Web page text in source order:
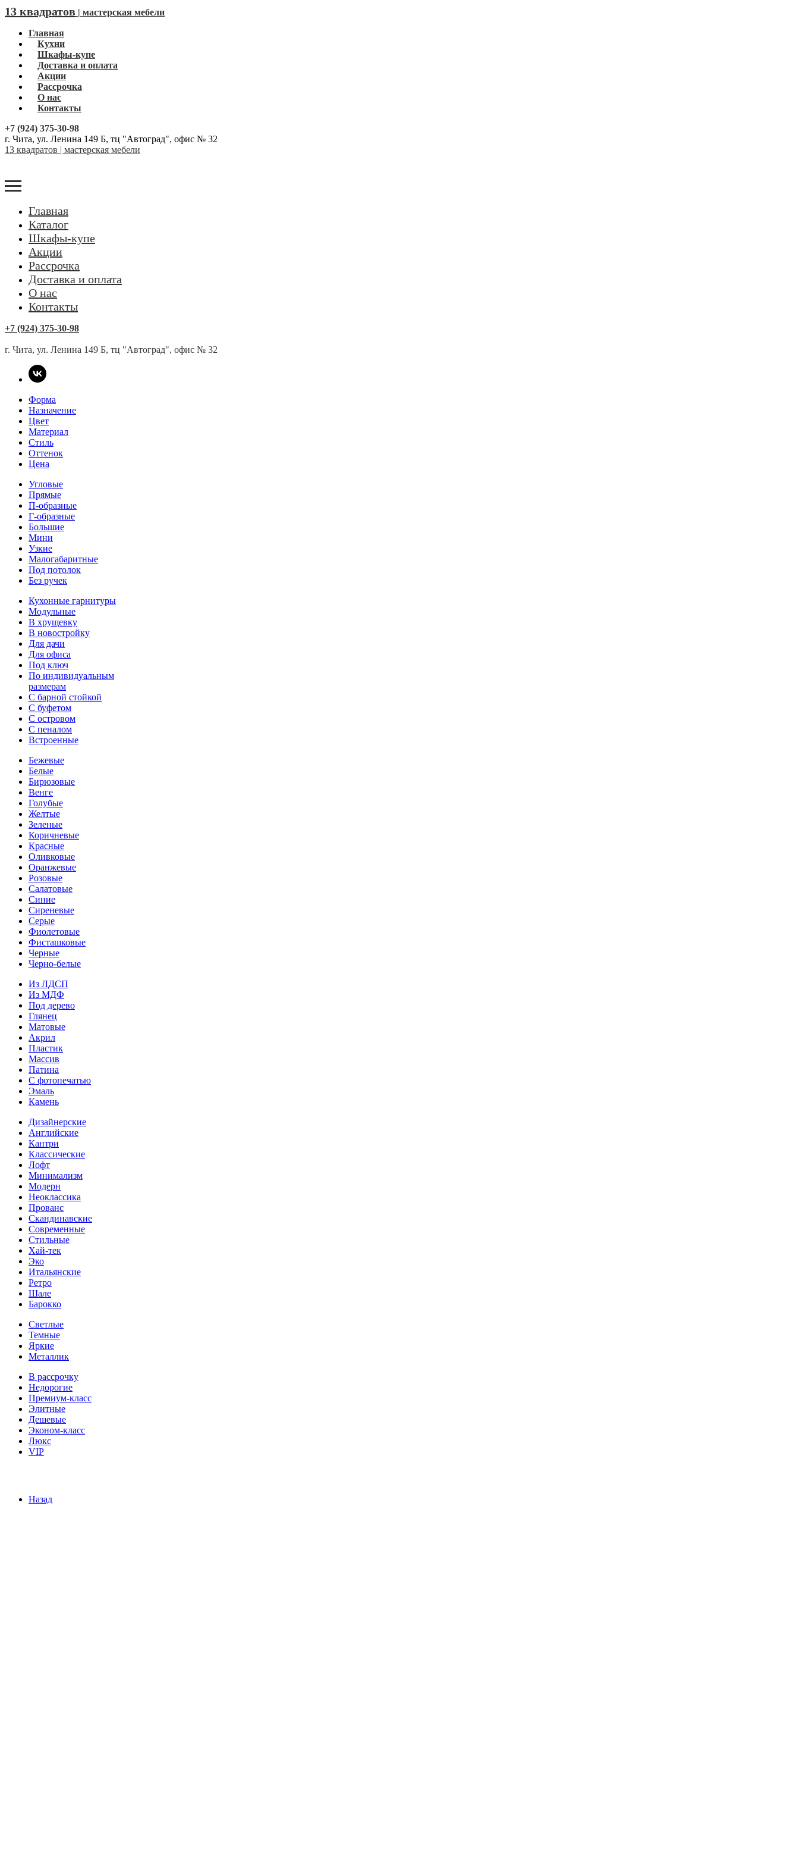
13 квадратов | мастерская мебели
Главная
Кухни
Шкафы-купе
Доставка и оплата
Акции
Рассрочка
О нас
Контакты
+7 (924) 375-30-98
г. Чита, ул. Ленина 149 Б, тц "Автоград", офис № 32
13 квадратов | мастерская мебели
Главная
Каталог
Шкафы-купе
Акции
Рассрочка
Доставка и оплата
О нас
Контакты
+7 (924) 375-30-98
г. Чита, ул. Ленина 149 Б, тц "Автоград", офис № 32
Форма
Назначение
Цвет
Материал
Стиль
Оттенок
Цена
Угловые
Прямые
П-образные
Г-образные
Большие
Мини
Узкие
Малогабаритные
Под потолок
Без ручек
Кухонные гарнитуры
Модульные
В хрущевку
В новостройку
Для дачи
Для офиса
Под ключ
По индивидуальным
размерам
С барной стойкой
С буфетом
С островом
С пеналом
Встроенные
Бежевые
Белые
Бирюзовые
Венге
Голубые
Желтые
Зеленые
Коричневые
Красные
Оливковые
Оранжевые
Розовые
Салатовые
Синие
Сиреневые
Серые
Фиолетовые
Фисташковые
Черные
Черно-белые
Из ЛДСП
Из МДФ
Под дерево
Глянец
Матовые
Акрил
Пластик
Массив
Патина
С фотопечатью
Эмаль
Камень
Дизайнерские
Английские
Кантри
Классические
Лофт
Минимализм
Модерн
Неоклассика
Прованс
Скандинавские
Современные
Стильные
Хай-тек
Эко
Итальянские
Ретро
Шале
Барокко
Светлые
Темные
Яркие
Металлик
В рассрочку
Недорогие
Премиум-класс
Элитные
Дешевые
Эконом-класс
Люкс
VIP
Назад